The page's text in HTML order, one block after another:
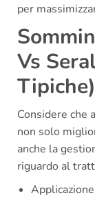
per
Vs
Tipiche)
Considere che
non solo
anche la
riguardo al